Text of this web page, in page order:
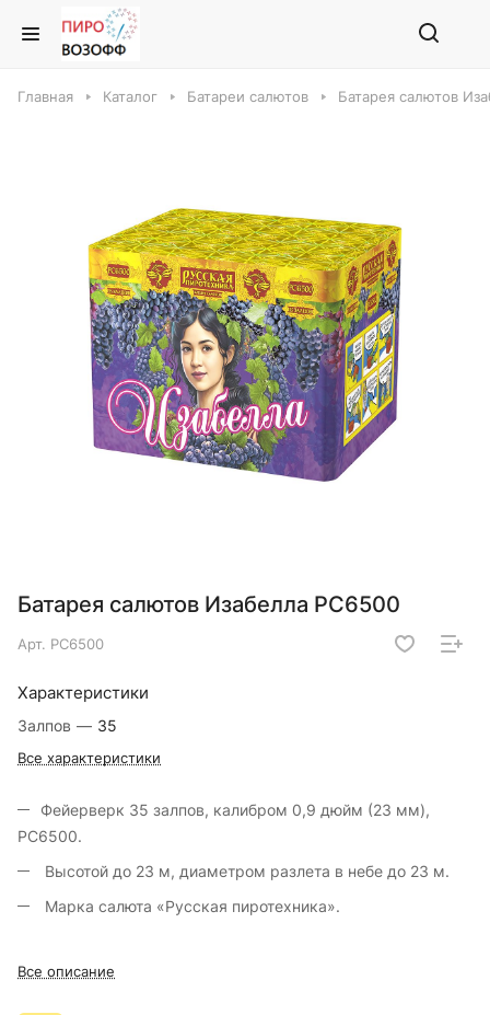
Главная Каталог Батареи салютов Батарея салютов
Батарея салютов Изабелла РС6500
Арт. РС6500
Характеристики
Залпов — 35
Все характеристики
Фейерверк 35 залпов, калибром 0,9 дюйм (23 мм),
РС6500.
Высотой до 23 м, диаметром разлета в небе до 23 м.
Марка салюта «Русская пиротехника».
Все описание